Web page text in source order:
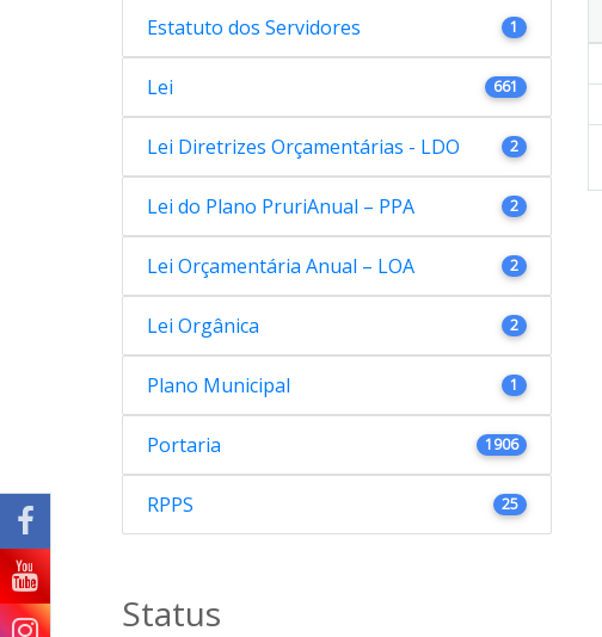
Estatuto dos Servidores 1
Lei 661
Lei Diretrizes Orçamentárias - LDO 2
Lei do Plano PruriAnual – PPA 2
Lei Orçamentária Anual – LOA 2
Lei Orgânica 2
Plano Municipal 1
Portaria 1906
RPPS 25
Status